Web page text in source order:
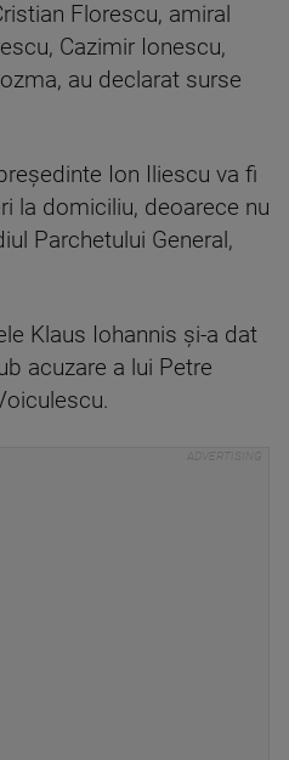
Florescu, amiral
Cazimir Ionescu,
au declarat surse
Ion Iliescu va fi
la domiciliu, deoarece nu
Parchetului General,
Klaus Iohannis şi-a dat
acuzare a lui Petre